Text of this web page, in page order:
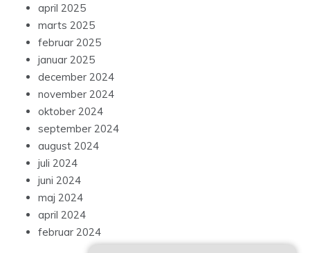
april 2025
marts 2025
februar 2025
januar 2025
december 2024
november 2024
oktober 2024
september 2024
august 2024
juli 2024
juni 2024
maj 2024
april 2024
februar 2024